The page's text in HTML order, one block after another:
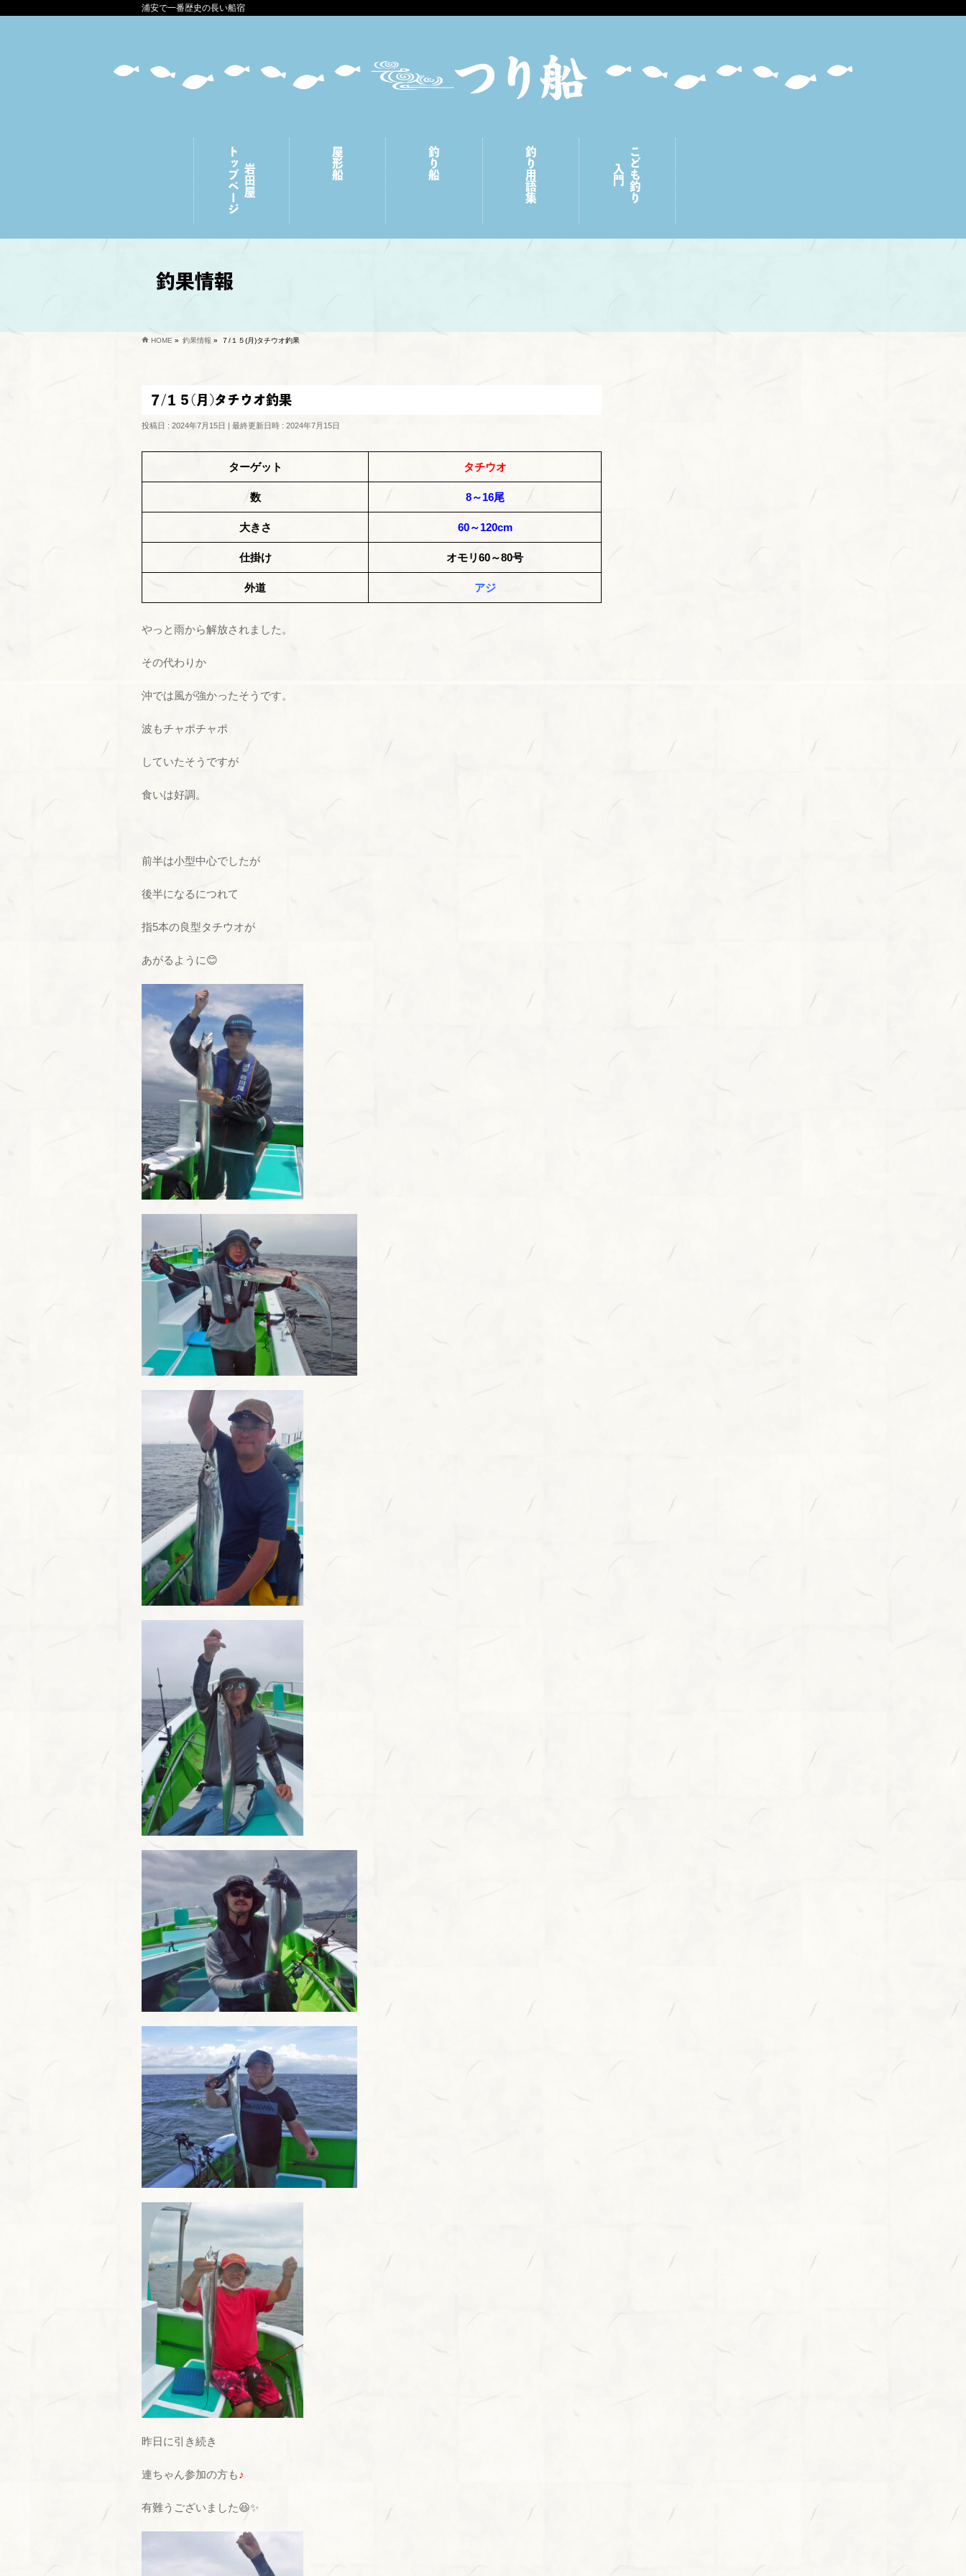
浦安で一番歴史の長い船宿
岩田屋
トップページ 屋形船 釣り船 釣り用語集 こども釣り
入門
釣果情報
HOME » 釣果情報 » ７/１５(月)タチウオ釣果
７/１５(月)タチウオ釣果
投稿日 : 2024年7月15日 最終更新日時 : 2024年7月15日
ターゲット タチウオ
数 8～16尾
大きさ 60～120cm
仕掛け オモリ60～80号
外道 アジ
やっと雨から解放されました。
その代わりか
沖では風が強かったそうです。
波もチャポチャポ
していたそうですが
食いは好調。
前半は小型中心でしたが
後半になるにつれて
指5本の良型タチウオが
あがるように😊
昨日に引き続き
連ちゃん参加の方も♪
有難うございました😆✨